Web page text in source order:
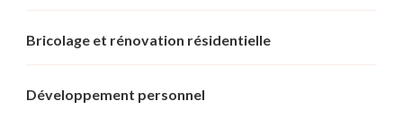
Bricolage et rénovation résidentielle
Développement personnel